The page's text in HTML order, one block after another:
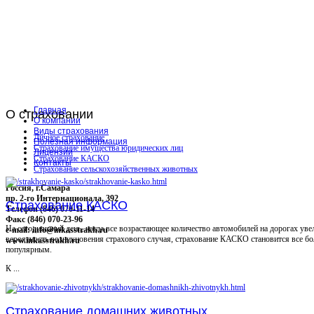
О страховании
Личное страхование
Страхование имущества юридических лиц
Страхование КАСКО
Страхование сельскохозяйственных животных
Россия, г.Самара
пр. 2-го Интернационала, 392
Телефон (846) 070-11-14
Факс (846) 070-23-96
e-mail: info@inkasstrakh.ru
www.inkasstrakh.ru
Главная
О компании
Виды страхования
Полезная информация
Лицензии
Контакты
Страхование КАСКО
На сегодняшний день, когда все возрастающее количество автомобилей на дорогах
вероятность возникновения страхового случая, страхование КАСКО становится все
популярным.
К ...
Страхование домашних животных